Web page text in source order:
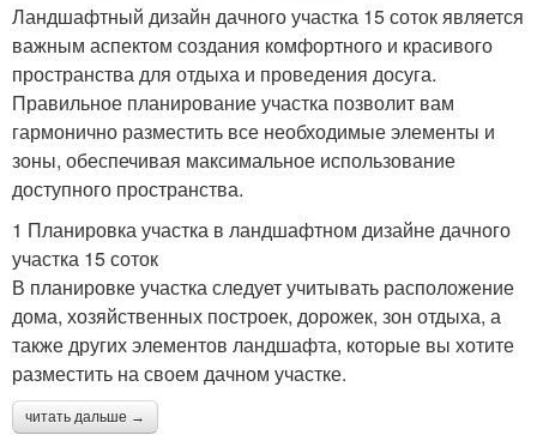
Ландшафтный дизайн дачного участка 15 соток является
важным аспектом создания комфортного и красивого
пространства для отдыха и проведения досуга.
Правильное планирование участка позволит вам
гармонично разместить все необходимые элементы и
зоны, обеспечивая максимальное использование
доступного пространства.
1 Планировка участка в ландшафтном дизайне дачного
участка 15 соток
В планировке участка следует учитывать расположение
дома, хозяйственных построек, дорожек, зон отдыха, а
также других элементов ландшафта, которые вы хотите
разместить на своем дачном участке.
читать дальше →